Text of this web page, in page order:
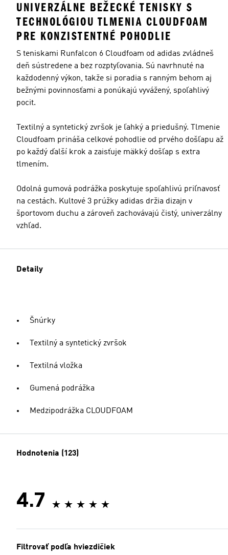
UNIVERZÁLNE BEŽECKÉ TENISKY S
TECHNOLÓGIOU TLMENIA CLOUDFOAM
PRE KONZISTENTNÉ POHODLIE
S teniskami Runfalcon 6 Cloudfoam od adidas zvládneš
deň sústredene a bez rozptyľovania. Sú navrhnuté na
každodenný výkon, takže si poradia s ranným behom aj
bežnými povinnosťami a ponúkajú vyvážený, spoľahlivý
pocit.
Textilný a syntetický zvršok je ľahký a priedušný. Tlmenie
Cloudfoam prináša celkové pohodlie od prvého došľapu až
po každý ďalší krok a zaisťuje mäkký došľap s extra
tlmením.
Odolná gumová podrážka poskytuje spoľahlivú priľnavosť
na cestách. Kultové 3 prúžky adidas držia dizajn v
športovom duchu a zároveň zachovávajú čistý, univerzálny
vzhľad.
Detaily
Šnúrky
Textilný a syntetický zvršok
Textilná vložka
Gumená podrážka
Medzipodrážka CLOUDFOAM
Hodnotenia (123)
4.7
Filtrovať podľa hviezdičiek